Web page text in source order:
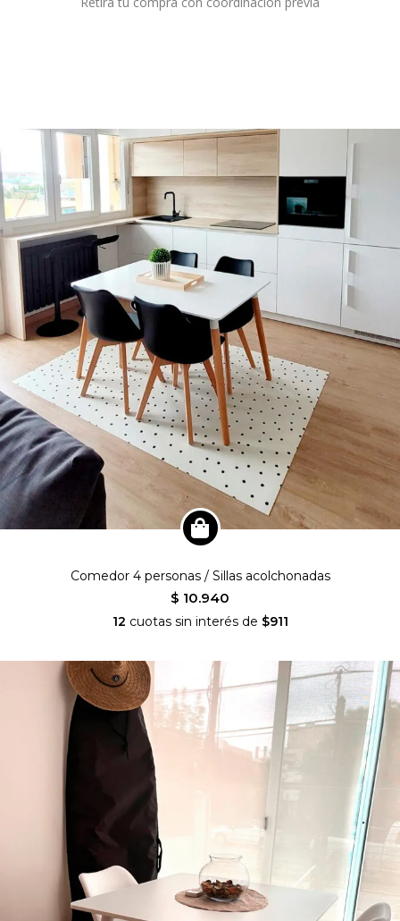
Comedor 4 personas / Sillas acolchonadas
$ 10.940
12 cuotas sin interés de $911